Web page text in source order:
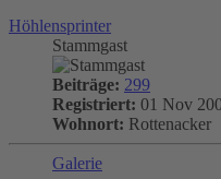
Höhlensprinter
Stammgast
Beiträge: 299
Registriert: 01 Nov
Wohnort: Rottenacker
Galerie